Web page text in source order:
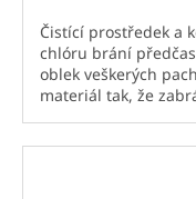
Čistící prostředek a
chlóru brání
oblek veškerých
materiál tak, že